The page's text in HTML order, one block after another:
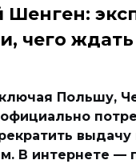
Шенген:
чего
Польшу,
выдачу
В интернете —